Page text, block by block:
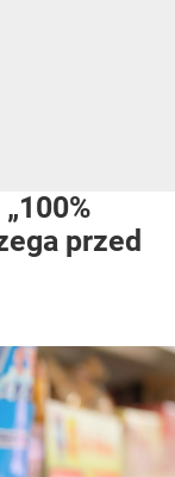
przed